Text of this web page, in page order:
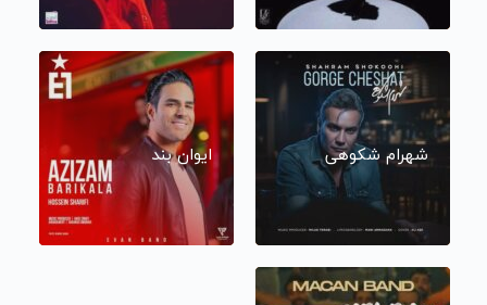
شهرام شکوهی ایوان بند